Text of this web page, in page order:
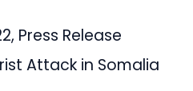
Press Release
Attack in Somalia